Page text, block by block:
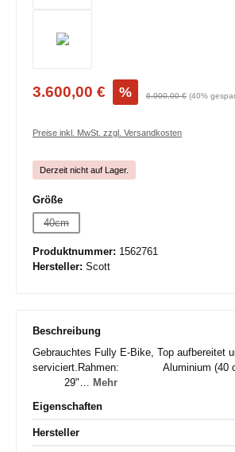
3.600,00 € % 6.000,00 € (40%
Preise inkl. MwSt. zzgl. Versandkosten
Derzeit nicht auf Lager.
Größeauswählen
40cm
Produktnummer: 1562761
Hersteller: Scott
Beschreibung
Gebrauchtes Fully E-Bike, Top aufbereitet
serviciert.Rahmen: Aluminium (40
29"… Mehr
Eigenschaften
Hersteller